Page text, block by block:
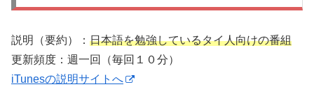
説明（要約）： 日本語を勉強しているタイ人向けの番組
更新頻度：週一回（毎回１０分）
iTunesの説明サイトへ